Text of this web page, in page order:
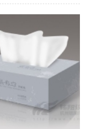
只关乎外表和感觉的